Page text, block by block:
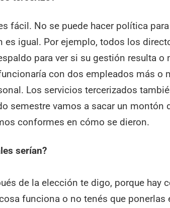
fácil. No se puede hacer política
es igual. Por ejemplo, todos los
para ver si su gestión resulta
con dos empleados más o
Los servicios tercerizados
semestre vamos a sacar un montón
conformes en cómo se dieron.
serían?
de la elección te digo, porque hay
funciona o no tenés que